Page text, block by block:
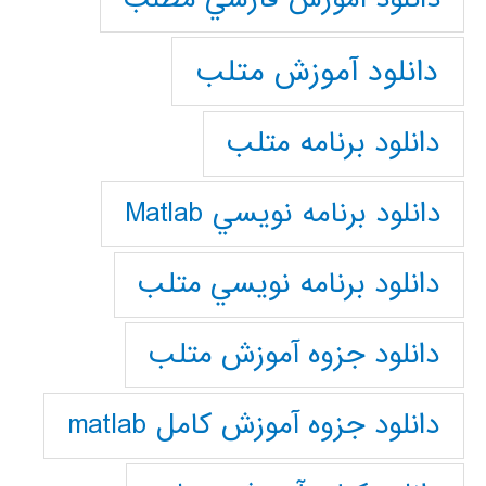
دانلود آموزش متلب
دانلود برنامه متلب
دانلود برنامه نويسي Matlab
دانلود برنامه نويسي متلب
دانلود جزوه آموزش متلب
دانلود جزوه آموزش کامل matlab